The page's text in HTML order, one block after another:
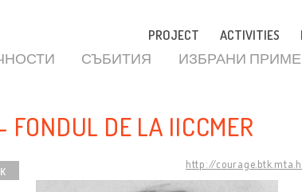
PROJECT ACTIVITIES
СЪБИТИЯ ИЗБРАНИ
DE LA IICCMER
http://